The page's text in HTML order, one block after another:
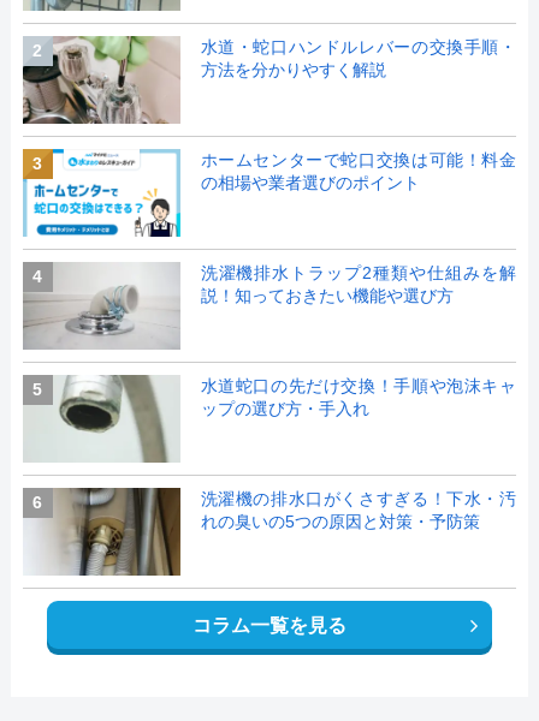
2
水道・蛇口ハンドルレバーの交換手順・
方法を分かりやすく解説
3
ホームセンターで蛇口交換は可能！料金
の相場や業者選びのポイント
4
洗濯機排水トラップ2種類や仕組みを解
説！知っておきたい機能や選び方
5
水道蛇口の先だけ交換！手順や泡沫キャ
ップの選び方・手入れ
6
洗濯機の排水口がくさすぎる！下水・汚
れの臭いの5つの原因と対策・予防策
コラム一覧を見る